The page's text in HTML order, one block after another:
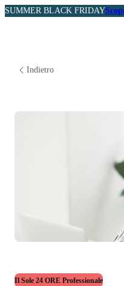
SUMMER BLACK FRIDAY
Indietro
Il Sole 24 ORE Professionale